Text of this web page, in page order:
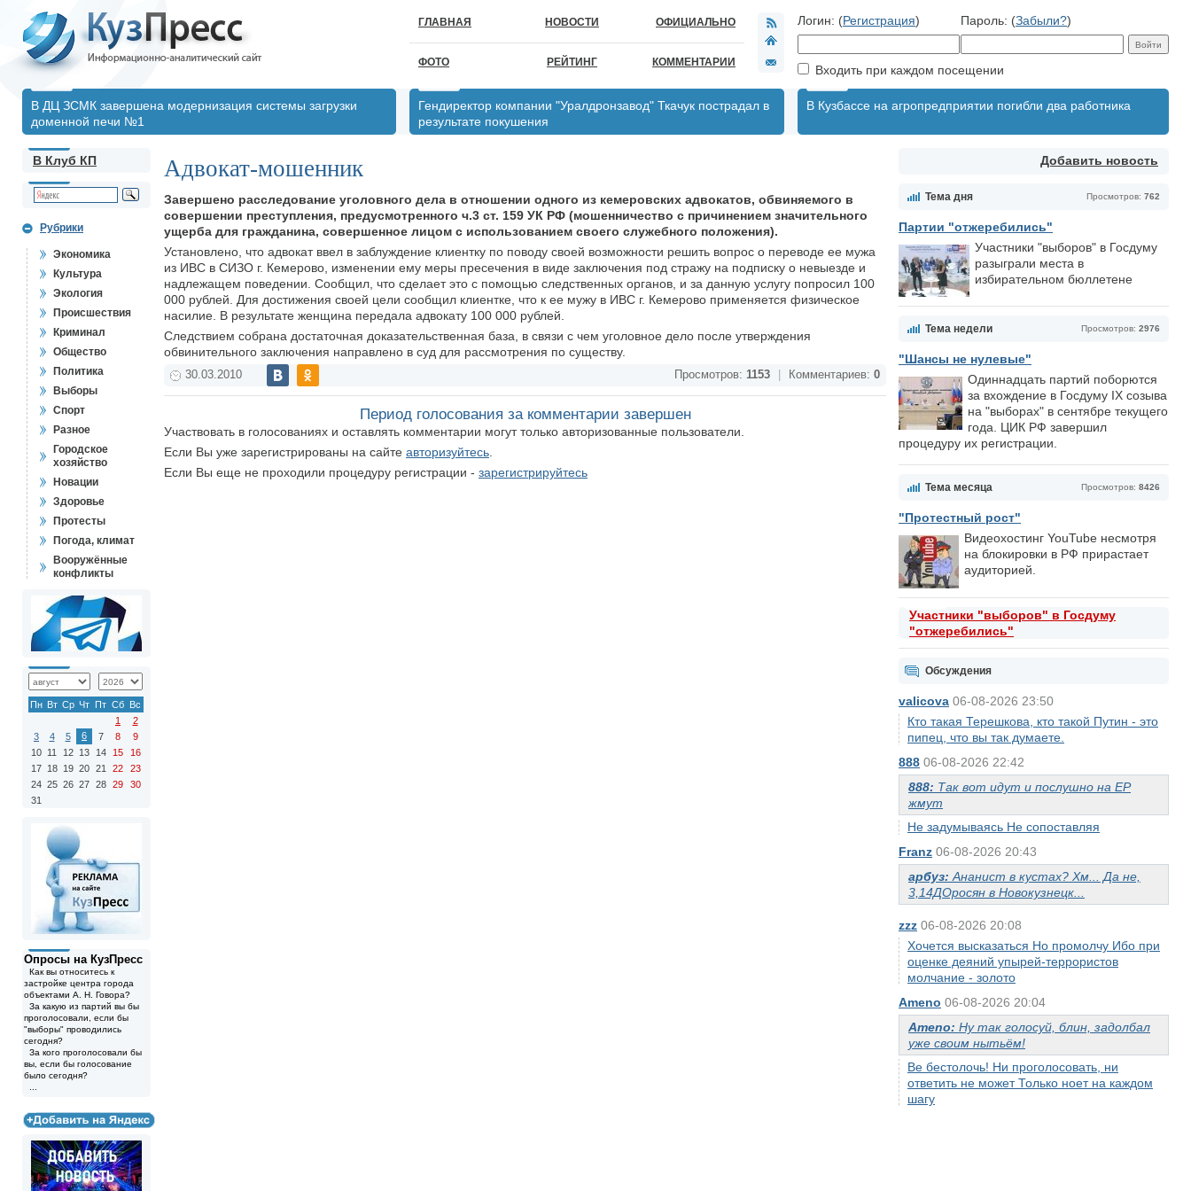
ГЛАВНАЯ НОВОСТИ ОФИЦИАЛЬНО
ФОТО РЕЙТИНГ КОММЕНТАРИИ
Логин: (Регистрация) Пароль: (Забыли?)
Входить при каждом посещении
В ДЦ ЗСМК завершена модернизация системы загрузки
доменной печи №1
Гендиректор компании "Уралдронзавод" Ткачук пострадал в
результате покушения
В Кузбассе на агропредприятии погибли два работника
Добавить новость
Просмотров: 762
Тема дня
Партии "отжеребились"
Участники "выборов" в Госдуму
разыграли места в
избирательном бюллетене
Просмотров: 2976
Тема недели
"Шансы не нулевые"
Одиннадцать партий поборются
за вхождение в Госдуму IX созыва
на "выборах" в сентябре текущего
года. ЦИК РФ завершил
процедуру их регистрации.
Просмотров: 8426
Тема месяца
"Протестный рост"
Видеохостинг YouTube несмотря
на блокировки в РФ прирастает
аудиторией.
Участники "выборов" в Госдуму
"отжеребились"
Обсуждения
valicova 06-08-2026 23:50
Кто такая Терешкова, кто такой Путин - это
пипец, что вы так думаете.
888 06-08-2026 22:42
888: Так вот идут и послушно на ЕР
жмут
Не задумываясь Не сопоставляя
Franz 06-08-2026 20:43
арбуз: Ананист в кустах? Хм... Да не,
3,14ДОросян в Новокузнецк...
zzz 06-08-2026 20:08
Хочется высказаться Но промолчу Ибо при
оценке деяний упырей-террористов
молчание - золото
Ameno 06-08-2026 20:04
Ameno: Ну так голосуй, блин, задолбал
уже своим нытьём!
Ве бестолочь! Ни проголосовать, ни
ответить не может Только ноет на каждом
шагу
В Клуб КП
Рубрики
Экономика
Культура
Экология
Происшествия
Криминал
Общество
Политика
Выборы
Спорт
Разное
Городское
хозяйство
Новации
Здоровье
Протесты
Погода, климат
Вооружённые
конфликты
Пн Вт Ср Чт Пт Сб Вс
1
2
3
4 5 6 7 8
9
10 11 12 13 14 15
16
17 18 19 20 21 22
23
24 25 26 27 28 29
30
31
Опросы на КузПресс
Как вы относитесь к
застройке центра города
объектами А. Н. Говора?
За какую из партий вы бы
проголосовали, если бы
"выборы" проводились
сегодня?
За кого проголосовали бы
вы, если бы голосование
было сегодня?
Адвокат-мошенник
Завершено расследование уголовного дела в отношении одного из кемеровских адвокатов, обвиняемого в
совершении преступления, предусмотренного ч.3 ст. 159 УК РФ (мошенничество с причинением значительного
ущерба для гражданина, совершенное лицом с использованием своего служебного положения).
Установлено, что адвокат ввел в заблуждение клиентку по поводу своей возможности решить вопрос о переводе ее мужа
из ИВС в СИЗО г. Кемерово, изменении ему меры пресечения в виде заключения под стражу на подписку о невыезде и
надлежащем поведении. Сообщил, что сделает это с помощью следственных органов, и за данную услугу попросил 100
000 рублей. Для достижения своей цели сообщил клиентке, что к ее мужу в ИВС г. Кемерово применяется физическое
насилие. В результате женщина передала адвокату 100 000 рублей.
Следствием собрана достаточная доказательственная база, в связи с чем уголовное дело после утверждения
обвинительного заключения направлено в суд для рассмотрения по существу.
30.03.2010 Просмотров: 1153 Комментариев: 0
Период голосования за комментарии завершен
Участвовать в голосованиях и оставлять комментарии могут только авторизованные пользователи.
Если Вы уже зарегистрированы на сайте авторизуйтесь
Если Вы еще не проходили процедуру регистрации - зарегистрируйтесь